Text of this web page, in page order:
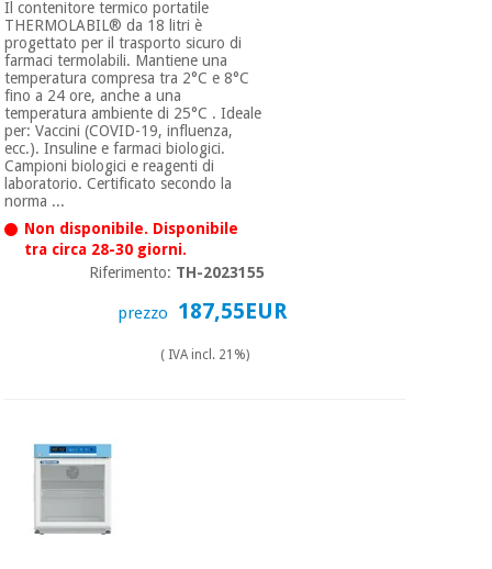
Il contenitore termico portatile
THERMOLABIL® da 18 litri è
progettato per il trasporto sicuro di
farmaci termolabili. Mantiene una
temperatura compresa tra 2°C e 8°C
fino a 24 ore, anche a una
temperatura ambiente di 25°C . Ideale
per: Vaccini (COVID-19, influenza,
ecc.). Insuline e farmaci biologici.
Campioni biologici e reagenti di
laboratorio. Certificato secondo la
norma ...
Non disponibile. Disponibile
tra circa 28-30 giorni.
Riferimento: TH-2023155
prezzo 187,55EUR
( IVA incl. 21%)